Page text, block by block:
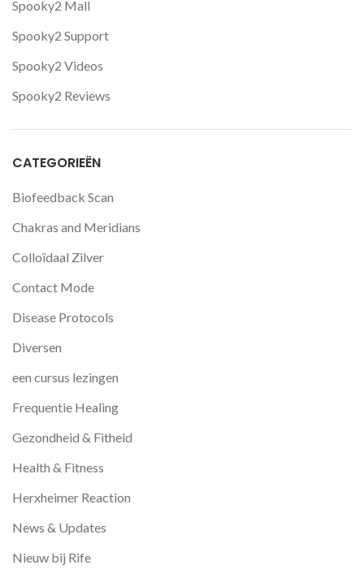
Spooky2 Mall
Spooky2 Support
Spooky2 Videos
Spooky2 Reviews
CATEGORIEËN
Biofeedback Scan
Chakras and Meridians
Colloïdaal Zilver
Contact Mode
Disease Protocols
Diversen
een cursus lezingen
Frequentie Healing
Gezondheid & Fitheid
Health & Fitness
Herxheimer Reaction
News & Updates
Nieuw bij Rife